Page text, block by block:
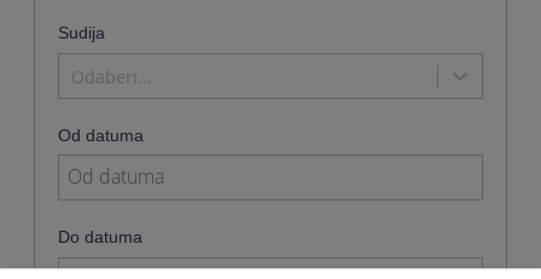
Sudija
Odaberi...
Od datuma
forward
to
Do datuma